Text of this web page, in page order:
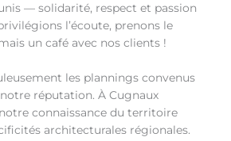
— solidarité, respect et passion
l’écoute, prenons le
un café avec nos clients !
les plannings convenus
réputation. À Cugnaux
connaissance du territoire
architecturales régionales.